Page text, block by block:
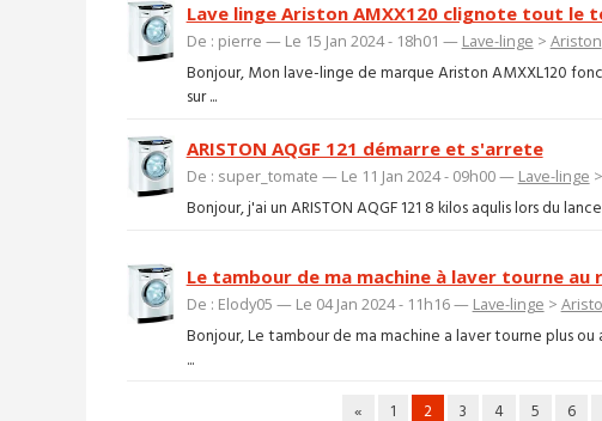
Lave linge Ariston AMXX120 clignote tout le
De : pierre — Le 15 Jan 2024 - 18h01 — Lave-linge > Ariston
Bonjour, Mon lave-linge de marque Ariston AMXXL120
sur ...
ARISTON AQGF 121 démarre et s'arrete
De : super_tomate — Le 11 Jan 2024 - 09h00 — Lave-linge >
Bonjour, j'ai un ARISTON AQGF 121 8 kilos aqulis lors du
Le tambour de ma machine à laver tourne au
De : Elody05 — Le 04 Jan 2024 - 11h16 — Lave-linge >
Bonjour, Le tambour de ma machine a laver tourne plus
...
« 1 2 3 4 5 6